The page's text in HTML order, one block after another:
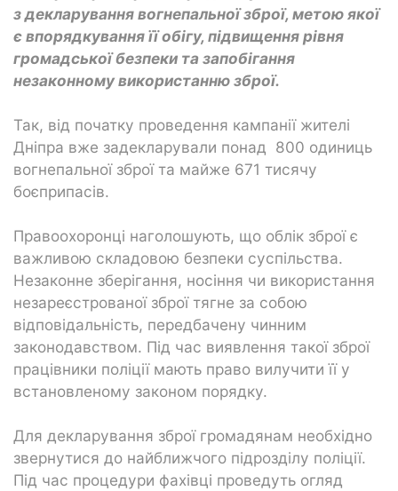
з декларування вогнепальної зброї, метою якої
є впорядкування її обігу, підвищення рівня
громадської безпеки та запобігання
незаконному використанню зброї.
Так, від початку проведення кампанії жителі
Дніпра вже задекларували понад 800 одиниць
вогнепальної зброї та майже 671 тисячу
боєприпасів.
Правоохоронці наголошують, що облік зброї є
важливою складовою безпеки суспільства.
Незаконне зберігання, носіння чи використання
незареєстрованої зброї тягне за собою
відповідальність, передбачену чинним
законодавством. Під час виявлення такої зброї
працівники поліції мають право вилучити її у
встановленому законом порядку.
Для декларування зброї громадянам необхідно
звернутися до найближчого підрозділу поліції.
Під час процедури фахівці проведуть огляд